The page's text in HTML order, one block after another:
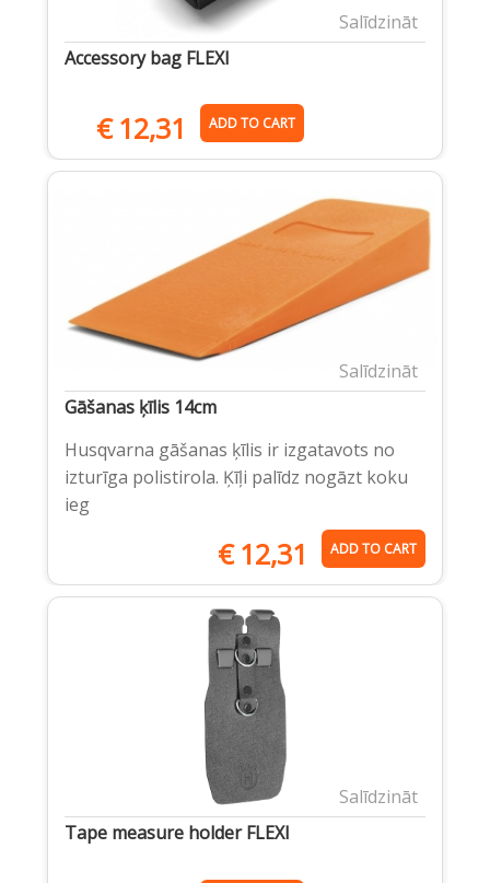
Salīdzināt
Accessory bag FLEXI
€ 12,31 ADD TO CART
Salīdzināt
Gāšanas ķīlis 14cm
Husqvarna gāšanas ķīlis ir izgatavots no
izturīga polistirola. Ķīļi palīdz nogāzt koku
ieg
€12,31 ADD TO CART
Salīdzināt
Tape measure holder FLEXI